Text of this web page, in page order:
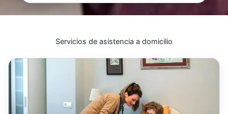
Servicios de asistencia a domicilio